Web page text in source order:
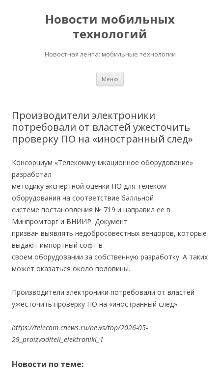
Новости мобильных
технологий
Новостная лента: мобильные технологии
Меню
Производители электроники
потребовали от властей ужесточить
проверку ПО на «иностранный след»
Консорциум «Телекоммуникационное оборудование»
разработал
методику экспертной оценки ПО для телеком-
оборудования на соответствие балльной
системе постановления № 719 и направил ее в
Минпромторг и ВНИИР. Документ
призван выявлять недобросовестных вендоров, которые
выдают импортный софт в
своем оборудовании за собственную разработку. А таких
может оказаться около половины.
Производители электроники потребовали от властей
ужесточить проверку ПО на «иностранный след»
https://telecom.cnews.ru/news/top/2026-05-
29_proizvoditeli_elektroniki_1
Новости по теме: